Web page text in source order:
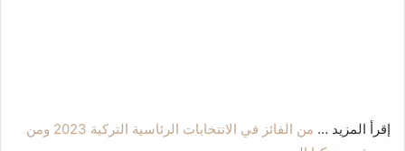
إقرأ المزيد …
من الفائز في الانتخابات الرئاسية التركية 2023 ومن